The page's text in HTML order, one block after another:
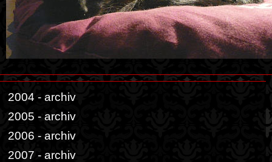
2004 - archiv
2005 - archiv
2006 - archiv
2007 - archiv